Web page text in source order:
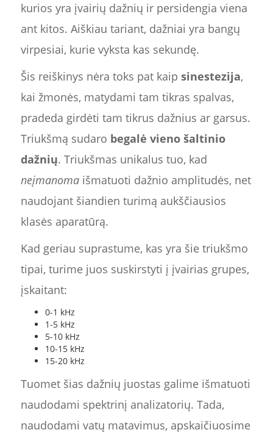
kurios yra įvairių dažnių ir persidengia viena
ant kitos. Aiškiau tariant, dažniai yra bangų
virpesiai, kurie vyksta kas sekundę.
Šis reiškinys nėra toks pat kaip sinestezija,
kai žmonės, matydami tam tikras spalvas,
pradeda girdėti tam tikrus dažnius ar garsus.
Triukšmą sudaro begalė vieno šaltinio
dažnių. Triukšmas unikalus tuo, kad
neįmanomaišmatuoti dažnio amplitudės, net
naudojant šiandien turimą aukščiausios
klasės aparatūrą.
Kad geriau suprastume, kas yra šie triukšmo
tipai, turime juos suskirstyti į įvairias grupes,
įskaitant:
0-1 kHz
1-5 kHz
5-10 kHz
10-15 kHz
15-20 kHz
Tuomet šias dažnių juostas galime išmatuoti
naudodami spektrinį analizatorių. Tada,
naudodami vatų matavimus, apskaičiuosime